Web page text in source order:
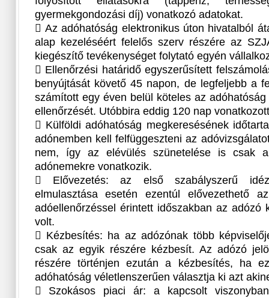
gyermekgondozási díj) vonatkozó adatokat.
 Az adóhatóság elektronikus úton hivatalból
alap kezeléséért felelős szerv részére az
kiegészítő tevékenységet folytató egyén
 Ellenőrzési határidő egyszerűsített
benyújtását követő 45 napon, de legfeljebb a
számított egy éven belül köteles az
ellenőrzését. Utóbbira eddig 120 nap
 Külföldi adóhatóság megkeresésének
adónemben kell felfüggeszteni az
nem, így az elévülés szünetelése is csak a
adónemekre vonatkozik.
 Elővezetés: az első szabályszerű
elmulasztása esetén ezentúl elővezethető
adóellenőrzéssel érintett időszakban az adózó
volt.
 Kézbesítés: ha az adózónak több
csak az egyik részére kézbesít. Az adózó
részére történjen ezután a kézbesítés, ha
adóhatóság véletlenszerűen választja ki azt
 Szokásos piaci ár: a kapcsolt